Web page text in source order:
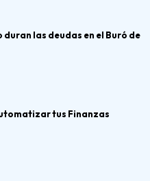
las deudas en el Buró de
tus Finanzas